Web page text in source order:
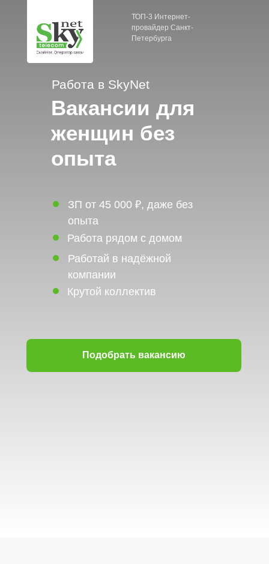
Вакансии для
женщин без
опыта
ТОП-3 Интернет-
провайдер Санкт-
Петербурга
Подобрать вакансию
Работа в SkyNet
ЗП от 45 000 ₽, даже без
опыта
Работа рядом с домом
Работай в надёжной
компании
Крутой коллектив